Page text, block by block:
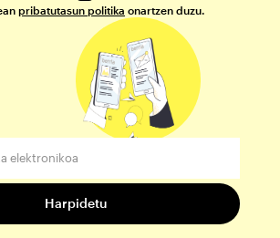
pribatutasun politika onartzen duzu.